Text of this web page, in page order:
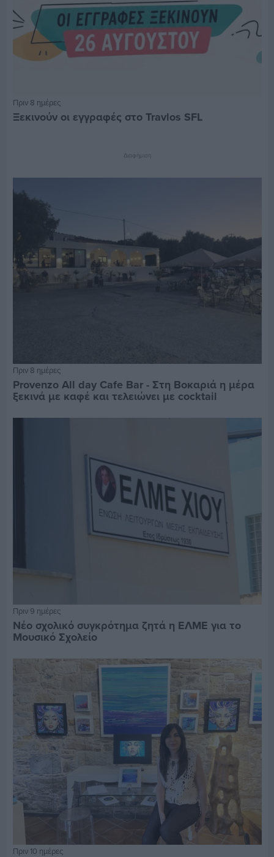
Πριν 8 ημέρες
Ξεκινούν οι εγγραφές στο Travlos SFL
Διαφήμιση
Πριν 8 ημέρες
Provenzo All day Cafe Bar - Στη Βοκαριά η μέρα
ξεκινά με καφέ και τελειώνει με cocktail
Πριν 9 ημέρες
Νέο σχολικό συγκρότημα ζητά η ΕΛΜΕ για το
Μουσικό Σχολείο
Πριν 10 ημέρες